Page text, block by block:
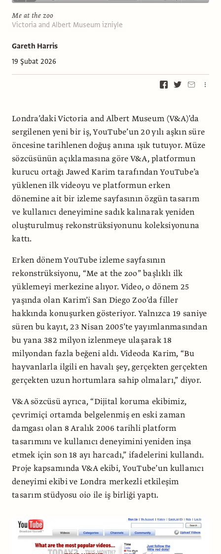
Gareth Harris
19 Şubat 2026
Me at the zoo
Victoria and Albert Museum izniyle
Londra’daki Victoria and Albert Museum (V&A)’da
sergilenen yeni bir iş, YouTube’un 20 yılı aşkın süre
öncesine tarihlenen doğuş anına ışık tutuyor. Müze
sözcüsünün açıklamasına göre V&A, platformun
kurucu ortağı Jawed Karim tarafından YouTube’a
yüklenen ilk videoyu ve platformun erken
dönemine ait bir izleme sayfasının özgün tasarım
ve kullanıcı deneyimine sadık kalınarak yeniden
oluşturulmuş rekonstrüksiyonunu koleksiyonuna
kattı.
Erken dönem YouTube izleme sayfasının
rekonstrüksiyonu, “Me at the zoo” başlıklı ilk
yüklemeyi merkezine alıyor. Video, o dönem 25
yaşında olan Karim’i San Diego Zoo’da filler
hakkında konuşurken gösteriyor. Yalnızca 19 saniye
süren bu kayıt, 23 Nisan 2005’te yayımlanmasından
bu yana 382 milyon izlenmeye ulaşarak 18
milyondan fazla beğeni aldı. Videoda Karim, “Bu
hayvanlarla ilgili en havalı şey, gerçekten gerçekten
gerçekten uzun hortumlara sahip olmaları,” diyor.
V&A sözcüsü ayrıca, “Dijital koruma ekibimiz,
çevrimiçi ortamda belgelenmiş en eski zaman
damgası olan 8 Aralık 2006 tarihli platform
tasarımını ve kullanıcı deneyimini yeniden inşa
etmek için son 18 ayı harcadı,” ifadelerini kullandı.
Proje kapsamında V&A ekibi, YouTube’un kullanıcı
deneyimi ekibi ve Londra merkezli etkileşim
tasarım stüdyosu oio ile iş birliği yaptı.